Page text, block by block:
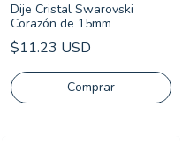
Dije Cristal Swarovski
Corazón de 15mm
$11.23 USD